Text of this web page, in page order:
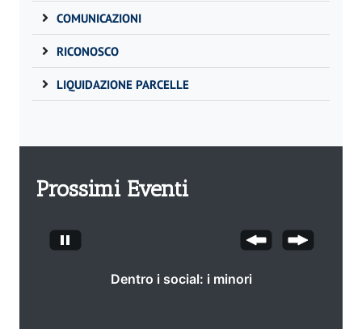
COMUNICAZIONI
RICONOSCO
LIQUIDAZIONE PARCELLE
Prossimi Eventi
Dentro i social: i minori